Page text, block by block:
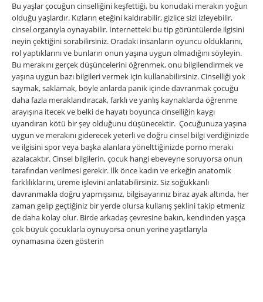
Bu yaşlar çocuğun cinselliğini keşfettiği, bu konudaki merakın yoğun
olduğu yaşlardır. Kızların eteğini kaldırabilir, gizlice sizi izleyebilir,
cinsel organıyla oynayabilir. İnternetteki bu tip görüntülerde ilgisini
neyin çektiğini sorabilirsiniz. Oradaki insanların oyuncu olduklarını,
rol yaptıklarını ve bunların onun yaşına uygun olmadığını söyleyin.
Bu merakını gerçek düşüncelerini öğrenmek, onu bilgilendirmek ve
yaşına uygun bazı bilgileri vermek için kullanabilirsiniz. Cinselliği yok
saymak, saklamak, böyle anlarda panik içinde davranmak çocuğu
daha fazla meraklandıracak, farklı ve yanlış kaynaklarda öğrenme
arayışına itecek ve belki de hayatı boyunca cinselliğin kaygı
uyandıran kötü bir şey olduğunu düşünecektir. Çocuğunuza yaşına
uygun ve merakını giderecek yeterli ve doğru cinsel bilgi verdiğinizde
ve ilgisini spor veya başka alanlara yönelttiğinizde porno merakı
azalacaktır. Cinsel bilgilerin, çocuk hangi ebeveyne soruyorsa onun
tarafından verilmesi gerekir. İlk önce kadın ve erkeğin anatomik
farklılıklarını, üreme işlevini anlatabilirsiniz. Siz soğukkanlı
davranmakla doğru yapmışsınız, bilgisayarınız biraz ayak altında, her
zaman gelip geçtiğiniz bir yerde olursa kullanış şeklini takip etmeniz
de daha kolay olur. Birde arkadaş çevresine bakın, kendinden yaşça
çok büyük çocuklarla oynuyorsa onun yerine yaşıtlarıyla
oynamasına özen gösterin